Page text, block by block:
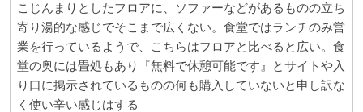
こじんまりとしたフロアに、ソファーなどがあるものの立ち
寄り湯的な感じでそこまで広くない。食堂ではランチのみ営
業を行っているようで、こちらはフロアと比べると広い。食
堂の奥には畳処もあり『無料で休憩可能です』とサイトや入
り口に掲示されているものの何も購入していないと申し訳な
く使い辛い感じはする